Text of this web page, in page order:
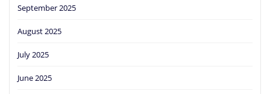
September 2025
August 2025
July 2025
June 2025